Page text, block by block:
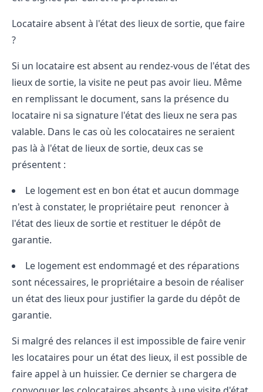
Locataire absent à l'état des lieux de sortie, que faire
?
Si un locataire est absent au rendez-vous de l'état des
lieux de sortie, la visite ne peut pas avoir lieu. Même
en remplissant le document, sans la présence du
locataire ni sa signature l'état des lieux ne sera pas
valable. Dans le cas où les colocataires ne seraient
pas là à l'état de lieux de sortie, deux cas se
présentent :
Le logement est en bon état et aucun dommage
n'est à constater, le propriétaire peut renoncer à
l'état des lieux de sortie et restituer le dépôt de
garantie.
Le logement est endommagé et des réparations
sont nécessaires, le propriétaire a besoin de réaliser
un état des lieux pour justifier la garde du dépôt de
garantie.
Si malgré des relances il est impossible de faire venir
les locataires pour un état des lieux, il est possible de
faire appel à un huissier. Ce dernier se chargera de